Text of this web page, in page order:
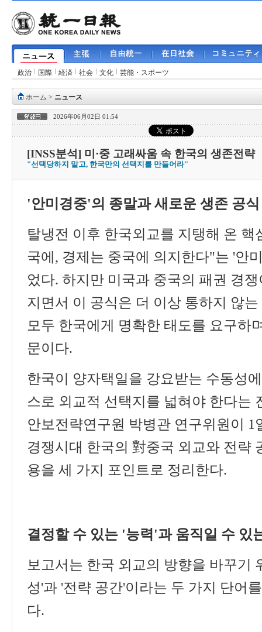
政治 国際 経済 社会 文化 芸能・スポーツ
ホーム > ニュース
2026年06月02日 01:54
[INSS분석] 미·중 고래싸움 속 한국의 생존전략
"선택당하지 말고, 한국만의 선택지를 만들어라"
'안미경중'의 종말과 새로운 생존 공식
탈냉전 이후 한국외교를 지탱해 온
국에 , 경제는 중국에 의지한다"는 '안
었다. 하지만 미국과 중국의 패권 경
지면서 이 공식은 더 이상 통하지 않
모두 한국에게 명확한 태도를 요구하
문이다.
한국이 양자택일을 강요받는 수동성
스로 외교적 선택지를 넓혀야 한다는
안보전략연구원 박병관 연구위원이 1
경쟁시대 한국의 對중국 외교와 전략
용을 세 가지 포인트로 정리한다.
결정할 수 있는 '능력 '과 움직일 수 있
보고서는 한국 외교의 방향을 바꾸기
성'과 '전략 공간'이라는 두 가지 단어
다.